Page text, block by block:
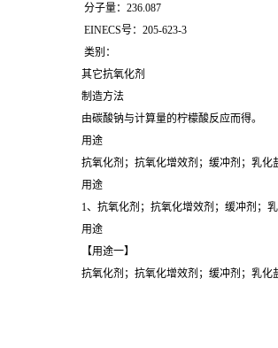
分子量：236.087
EINECS号：205-623-3
类别：
其它抗氧化剂
制造方法
由碳酸钠与计算量的柠檬酸反应而得。
用途
抗氧化剂；抗氧化增效剂；缓冲剂；乳化
用途
1、抗氧化剂；抗氧化增效剂；缓冲剂；
用途
【用途一】
抗氧化剂；抗氧化增效剂；缓冲剂；乳化